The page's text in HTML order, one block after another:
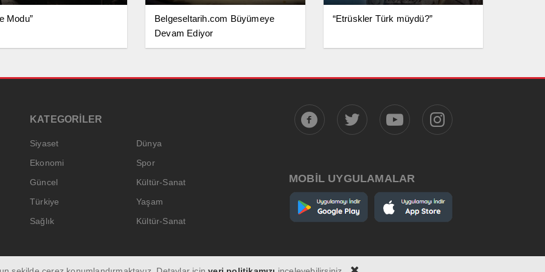
Modu”
Belgeseltarih.com Büyümeye
Devam Ediyor
“Etrüskler Türk müydü?”
KATEGORİLER
Siyaset
Dünya
Ekonomi
Spor
Güncel
Kültür-Sanat
Türkiye
Yaşam
Sağlık
Kültür-Sanat
MOBİL UYGULAMALAR